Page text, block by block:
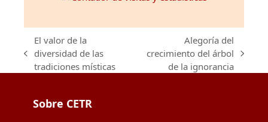
previous
post:
El valor de la
diversidad de las
tradiciones místicas
next
post:
Alegoría del
crecimiento del árbol
de la ignorancia
Sobre CETR